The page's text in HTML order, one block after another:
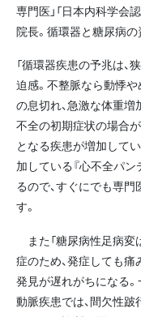
専門医」「日本内科学会
院長。循環器と糖尿病
「循環器疾患の予兆は
迫感。不整脈なら動悸
の息切れ、急激な体重
不全の初期症状の場合
となる疾患が増加して
加している『心不全パ
るので、すぐにでも専
す。
また「糖尿病性足病変
症のため、発症しても痛
発見が遅れがちになる
動脈疾患では、間欠性